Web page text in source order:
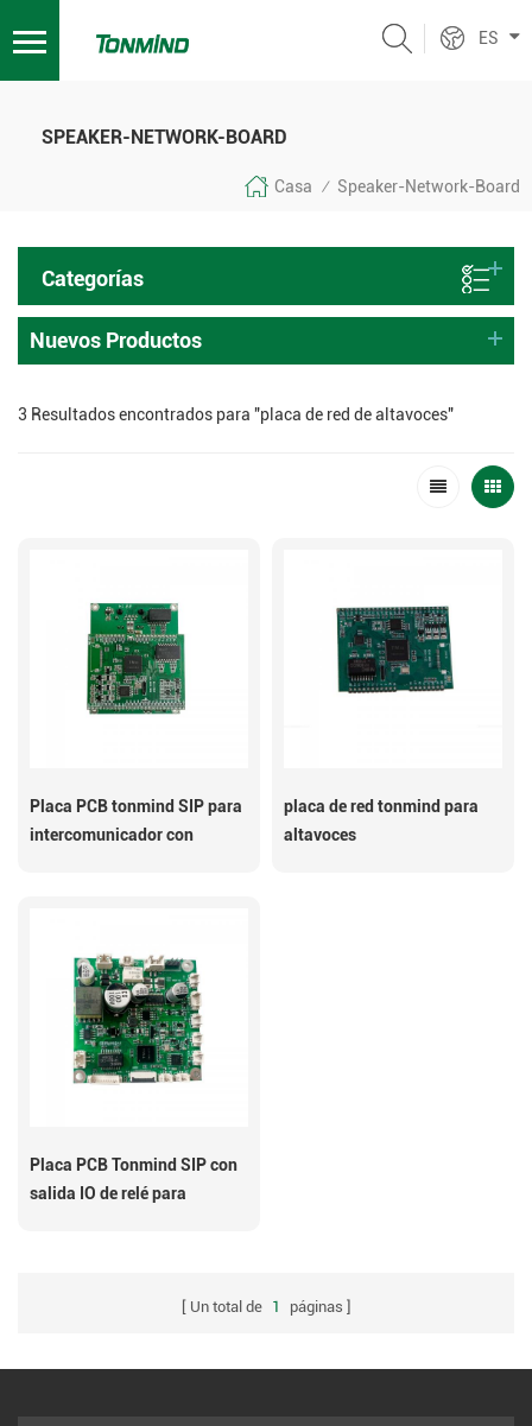
ES
SPEAKER-NETWORK-BOARD
Casa / Speaker-Network-Board
Categorías
Nuevos Productos
3 Resultados encontrados para "placa de red de altavoces"
Placa PCB tonmind SIP para
intercomunicador con
placa de red tonmind para
altavoces
Placa PCB Tonmind SIP con
salida IO de relé para
Un total de 1 páginas